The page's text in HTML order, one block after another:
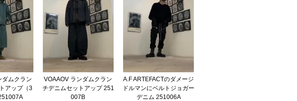
ダムクラン
アップ（3
VOAAOV ランダムクラン
チデニムセットアップ 251
007B
A.F ARTEFACTのダメージ
ドルマンにベルトジョガー
デニム 251006A